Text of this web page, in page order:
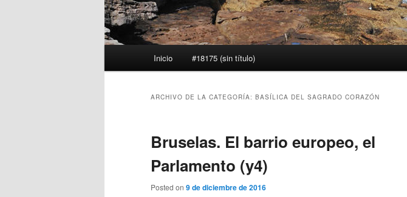
Inicio #18175 (sin título)
ARCHIVO DE LA CATEGORÍA: BASÍLICA DEL SAGRADO CORAZÓN
Bruselas. El barrio europeo, el
Parlamento (y4)
Posted on 9 de diciembre de 2016